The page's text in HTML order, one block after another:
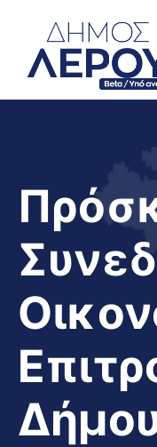
Αρχική
Διαφάνεια
Το
Νησί
Μας